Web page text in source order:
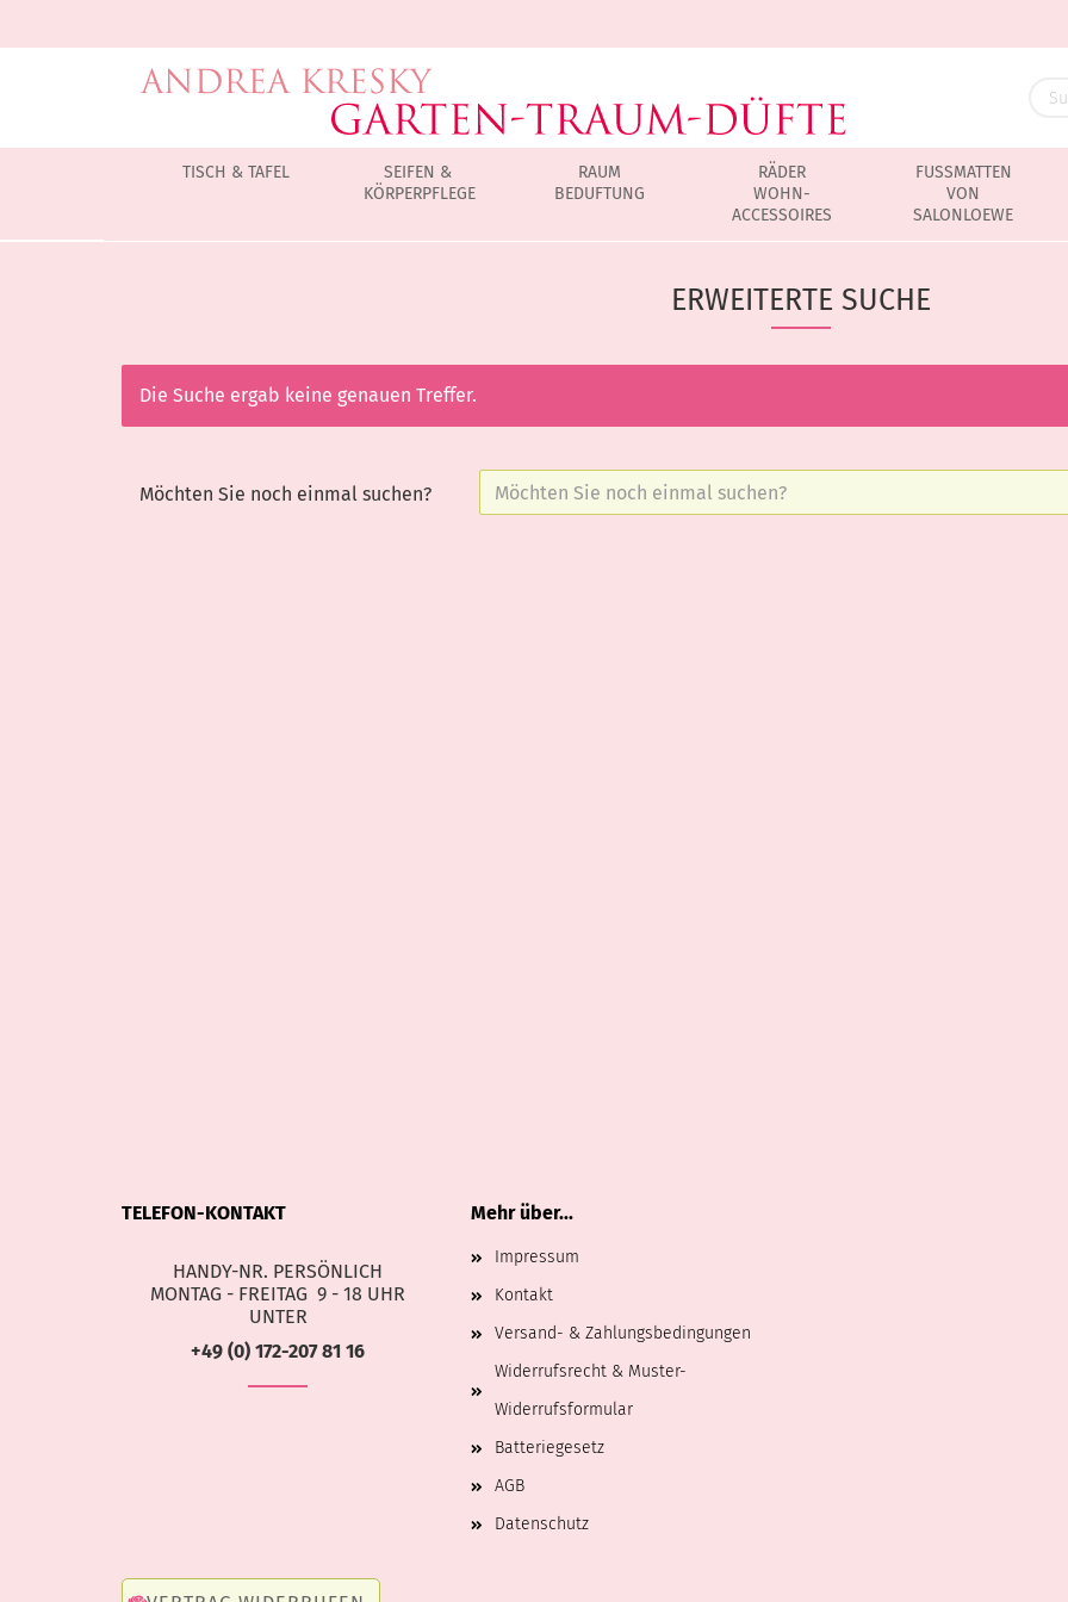
TISCH & TAFEL
SEIFEN &
KÖRPERPFLEGE
RAUM
BEDUFTUNG
RÄDER
WOHN-
ACCESSOIRES
FUSSMATTEN
VON
SALONLOEWE
ERWEITERTE SUCHE
Die Suche ergab keine genauen Treffer.
Möchten Sie noch einmal suchen?
TELEFON-KONTAKT
HANDY-NR. PERSÖNLICH
MONTAG - FREITAG 9 - 18 UHR
UNTER
+49 (0) 172-207 81 16
Mehr über...
Impressum
Kontakt
Versand- & Zahlungsbedingungen
Widerrufsrecht & Muster-
Widerrufsformular
Batteriegesetz
AGB
Datenschutz